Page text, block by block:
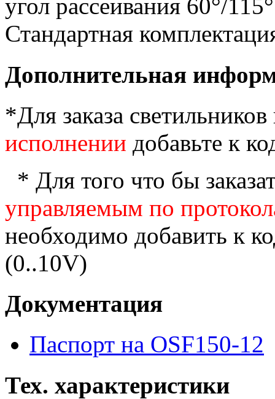
угол рассеивания 60°/
Стандартная
Дополнительная
*Для заказа
исполнении добавьте к
* Для того что бы
управляемым по
необходимо добавить к
(0..10V)
Документация
Паспорт на OSF150-12
Тех. характеристики